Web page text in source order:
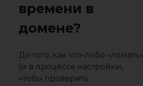
времени в
домене?
До того, как что-либо «ломать»
(и в процессе настройки,
чтобы проверять